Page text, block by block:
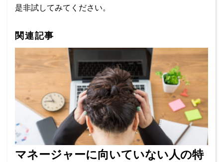
是非試してみてください。
関連記事
マネージャーに向いていない人の特